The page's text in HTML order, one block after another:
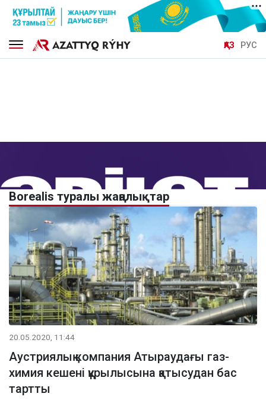
ҚАЗ РУС
Borealis туралы жаңалықтар
20.05.2020, 11:44
Аустриялық компания Атыраудағы газ-
химия кешені құрылысына қатысудан бас
тартты